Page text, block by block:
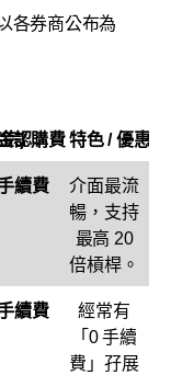
各券商公布為
)
認購費特色 / 優惠
續費
介面最流
暢，支持
最高 20
倍槓桿。
續費
經常有
「0 手續
費」孖展